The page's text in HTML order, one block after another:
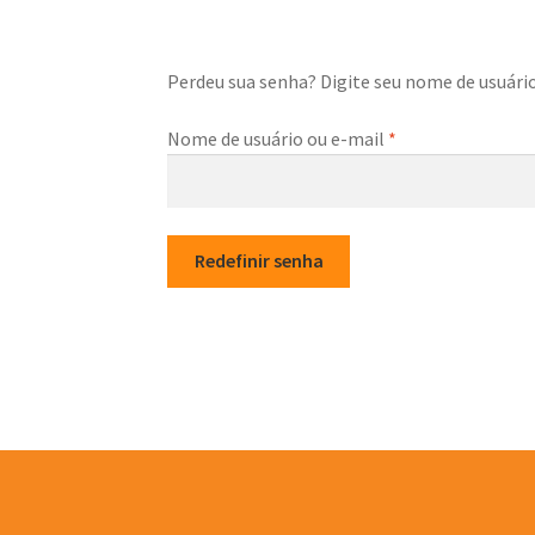
Perdeu sua senha? Digite seu nome de
Nome de usuário ou e-mail *
Redefinir senha